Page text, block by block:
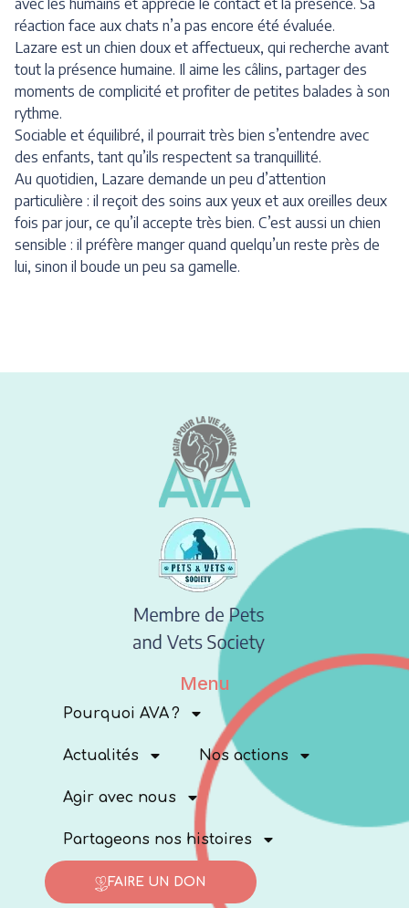
réaction face aux chats n’a pas encore été évaluée.
Lazare est un chien doux et affectueux, qui recherche avant
tout la présence humaine. Il aime les câlins, partager des
moments de complicité et profiter de petites balades à son
rythme.
Sociable et équilibré, il pourrait très bien s’entendre avec
des enfants, tant qu’ils respectent sa tranquillité.
Au quotidien, Lazare demande un peu d’attention
particulière : il reçoit des soins aux yeux et aux oreilles deux
fois par jour, ce qu’il accepte très bien. C’est aussi un chien
sensible : il préfère manger quand quelqu’un reste près de
lui, sinon il boude un peu sa gamelle.
Menu
Pourquoi AVA ?
Actualités Nos actions
Agir avec nous
Partageons nos histoires
FAIRE UN DON